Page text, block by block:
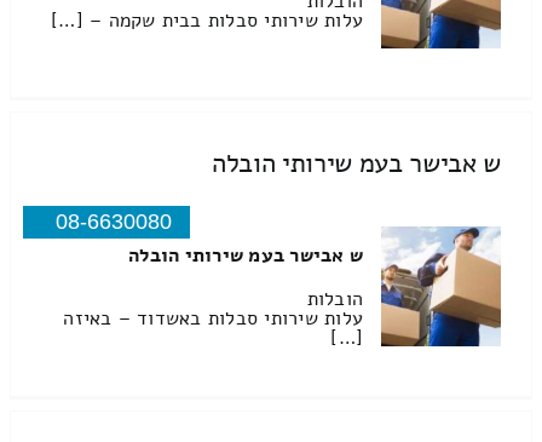
עלות שירותי סבלות בבית שקמה – […]
ש אבישר בעמ שירותי הובלה
08-6630080
ש אבישר בעמ שירותי הובלה
הובלות
עלות שירותי סבלות באשדוד – באיזה
[…]